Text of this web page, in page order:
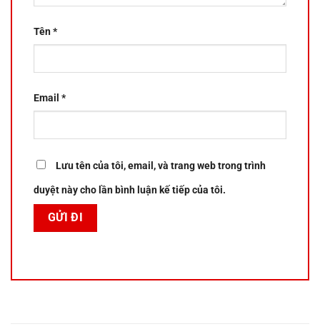
Tên*
Email *
Lưu tên của tôi, email, và trang web trong trình
duyệt này cho lần bình luận kế tiếp của tôi.